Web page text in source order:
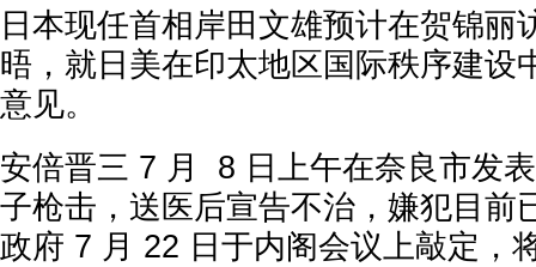
日本现任首相岸田文雄预计在贺锦丽
晤，就日美在印太地区国际秩序建设
意见。
安倍晋三 7 月 8 日上午在奈良市发
子枪击，送医后宣告不治，嫌犯目前
政府 7 月 22 日于内阁会议上敲定，